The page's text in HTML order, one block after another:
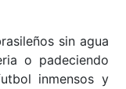
sin agua
o padeciendo
inmensos y